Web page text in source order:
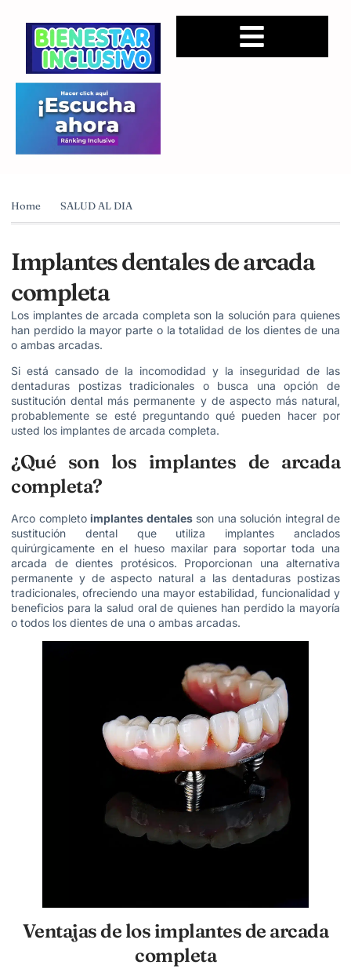
Home SALUD AL DIA
Implantes dentales de arcada
completa
Los implantes de arcada completa son la solución para quienes
han perdido la mayor parte o la totalidad de los dientes de una
o ambas arcadas.
Si está cansado de la incomodidad y la inseguridad de las
dentaduras postizas tradicionales o busca una opción de
sustitución dental más permanente y de aspecto más natural,
probablemente se esté preguntando qué pueden hacer por
usted los implantes de arcada completa.
¿Qué son los implantes de arcada
completa?
Arco completo implantes dentalesson una solución integral de
sustitución dental que utiliza implantes anclados
quirúrgicamente en el hueso maxilar para soportar toda una
arcada de dientes protésicos. Proporcionan una alternativa
permanente y de aspecto natural a las dentaduras postizas
tradicionales, ofreciendo una mayor estabilidad, funcionalidad y
beneficios para la salud oral de quienes han perdido la mayoría
o todos los dientes de una o ambas arcadas.
Ventajas de los implantes de arcada
completa